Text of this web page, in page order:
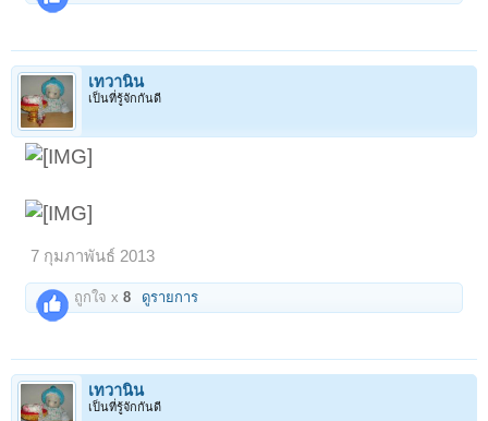
เทวานิน
เป็นที่รู้จักกันดี
7 กุมภาพันธ์ 2013
ถูกใจ x8 ดูรายการ
เทวานิน
เป็นที่รู้จักกันดี